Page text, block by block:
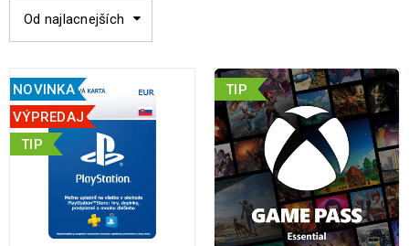
Od najlacnejších
NOVINKA
VÝPREDAJ
TIP
TIP